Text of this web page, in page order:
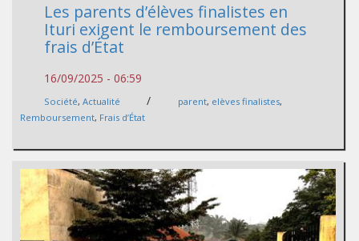
Les parents d’élèves finalistes en
Ituri exigent le remboursement des
frais d’État
16/09/2025 - 06:59
Société, Actualité / parent, elèves finalistes,
Remboursement, Frais d’État